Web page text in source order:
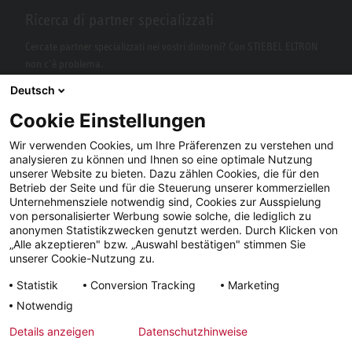
Facebook YouTube LinkedIn
Instagram
Deutsch
Cookie Einstellungen
Wir verwenden Cookies, um Ihre Präferenzen zu verstehen und
analysieren zu können und Ihnen so eine optimale Nutzung
unserer Website zu bieten. Dazu zählen Cookies, die für den
Betrieb der Seite und für die Steuerung unserer kommerziellen
Unternehmensziele notwendig sind, Cookies zur Ausspielung
von personalisierter Werbung sowie solche, die lediglich zu
anonymen Statistikzwecken genutzt werden. Durch Klicken von
„Alle akzeptieren" bzw. „Auswahl bestätigen" stimmen Sie
unserer Cookie-Nutzung zu.
Statistik
Conversion Tracking
Marketing
Notwendig
Details anzeigen
Datenschutzhinweise